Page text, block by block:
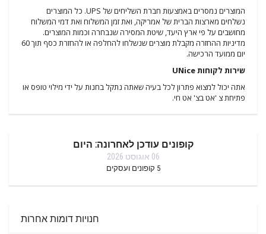
המוצרים נמסרים באמצעות חברת השליחים של UPS. כל המוצרים
נשלחים מארצות הברית של אמריקה, ואת זמן המשלוח ואת דמי המשלוח
מחושבים על פי ארץ היעד, שיטת המסירה שנבחרה וכמות המוצרים.
מדיניות ההחזרה מקבלת מוצרים שנשלחו להחלפה או להחזרת כסף תוך 60
יום ממועד הרכישה.
שירות לקוחות UNice
אתה יכול למצוא פתרון לכל בעיה שאתה נתקל בחנות על ידי מילוי טופס או
פתיחת צ 'אט בצ' אט חי.
קופונים עודכן לאחרונה: היום
06 אוגוסט 2026
5 קופונים ועסקים
חנויות דומות אחרות